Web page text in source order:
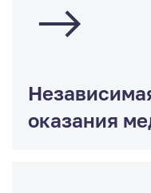
оказания